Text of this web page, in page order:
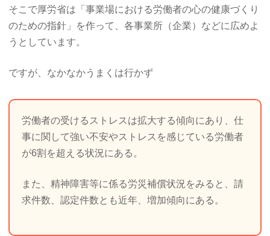
そこで厚労省は「事業場における労働者の心の健康づくり
のための指針」を作って、各事業所（企業）などに広めよ
うとしています。
ですが、なかなかうまくは行かず
労働者の受けるストレスは拡大する傾向にあり、仕
事に関して強い不安やストレスを感じている労働者
が6割を超える状況にある。
また、精神障害等に係る労災補償状況をみると、請
求件数、認定件数とも近年、増加傾向にある。